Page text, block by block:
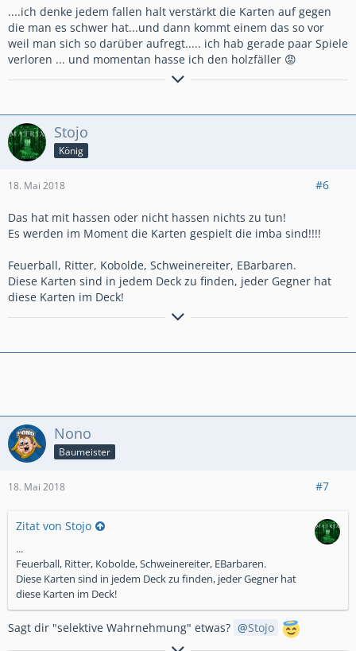
....ich denke jedem fallen halt verstärkt die Karten auf gegen
die man es schwer hat...und dann kommt einem das so vor
weil man sich so darüber aufregt..... ich hab gerade paar Spiele
verloren ... und momentan hasse ich den holzfäller 😡
....Du träumst Nachts vom Schweinereiter und grünen
Kobolden.....?
....Dann bist du bei uns genau richtig!!
Discord vorhanden
https://discord.gg/ejH2Dr
Stojo
König
18. Mai 2018 #6
Das hat mit hassen oder nicht hassen nichts zu tun!
Es werden im Moment die Karten gespielt die imba sind!!!!
Feuerball, Ritter, Kobolde, Schweinereiter, EBarbaren.
Diese Karten sind in jedem Deck zu finden, jeder Gegner hat
diese Karten im Deck!
Clankürzel #2V22CLC / The Matrix has you
Nono
Baumeister
18. Mai 2018 #7
Zitat von Stojo
...
Feuerball, Ritter, Kobolde, Schweinereiter, EBarbaren.
Diese Karten sind in jedem Deck zu finden, jeder Gegner hat
diese Karten im Deck!
Sagt dir "selektive Wahrnehmung" etwas? Stojo